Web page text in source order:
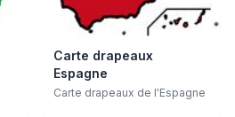
Carte drapeaux
Espagne
Carte drapeaux de l'Espagne